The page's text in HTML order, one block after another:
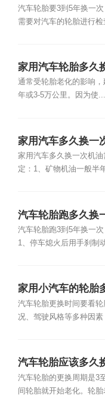
汽车轮胎要3到5年换一
需要对汽车的轮胎进行检
家用汽车轮胎多久
通常受轮胎老化的影响
年或3-5万公里。因为使...
家用汽车多久换一
家用汽车多久换一次机
定：1、矿物机油一般半
汽车轮胎跑多久换
汽车轮胎跑3到5年换一
1、停车熄火后用手刹制
家用小汽车的轮胎
汽车轮胎更换时间要看
况、驾驶风格等多种因素
汽车轮胎应该多久
汽车轮胎的更换周期是3
间轮胎就开始老化。轮胎